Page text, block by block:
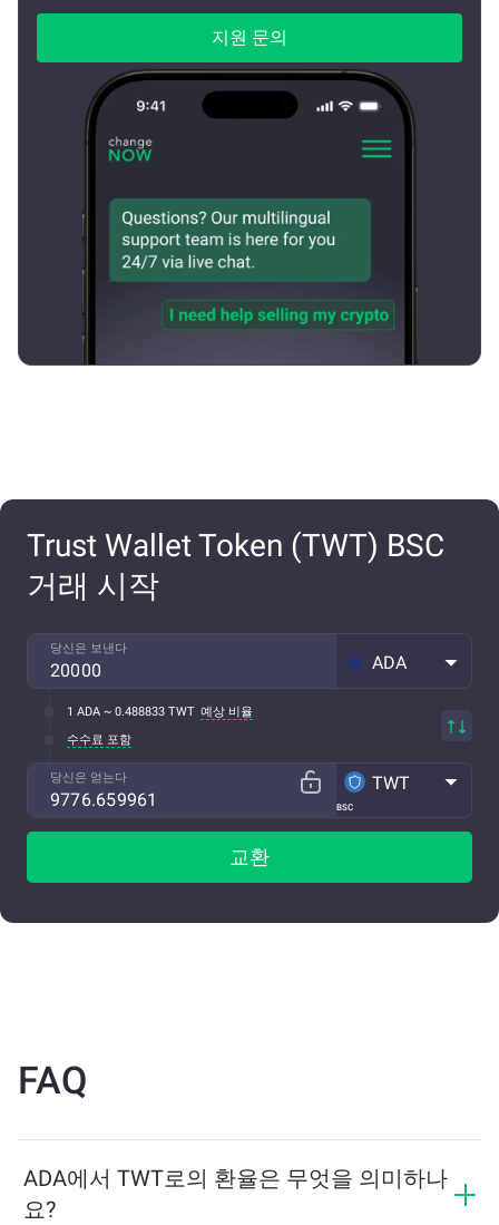
지원 문의
Trust Wallet Token (TWT) BSC
거래 시작
당신은 보낸다
ADA
1 ADA ~ 0.488833 TWT 예상 비율
수수료 포함
당신은 얻는다
BSC
TWT
교환
FAQ
ADA에서 TWT로의 환율은 무엇을 의미하나
요?